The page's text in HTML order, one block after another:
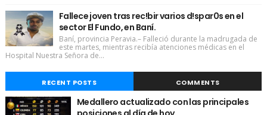
Fallece joven tras rec!bir varios d!spar0s en el
sector El Fundo, en Baní.
Baní, provincia Peravia.– Falleció durante la madrugada de
este martes, mientras recibía atenciones médicas en el
Hospital Nuestra Señora de...
RECENT POSTS COMMENTS
Medallero actualizado con las principales